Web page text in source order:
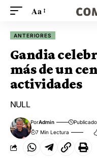
Aa
ANTERIORES
Gandia
más de un
actividades
NULL
PorAdmin
7 Min Lectura